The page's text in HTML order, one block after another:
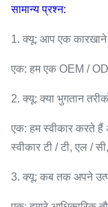
सामान्य प्रश्न:
1. क्यू: आप एक कारखाने
एक: हम एक OEM /
2. क्यू: क्या भुगतान
एक: हम स्वीकार करते हैं
स्वीकार टी / टी, एल /
3. क्यू: कब तक अपने